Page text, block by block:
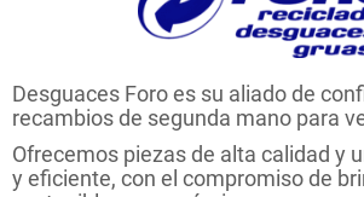
Desguaces Foro es su aliado de
recambios de segunda mano para
Ofrecemos piezas de alta calidad y
y eficiente, con el compromiso de